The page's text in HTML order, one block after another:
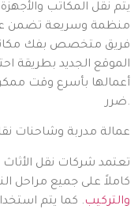
يتم نقل المكاتب
منظمة وسريعة تضمن
فريق متخصص بفك مكاتب
الموقع الجديد بطريقة
أعمالها بأسرع وقت
ضرر.
عمالة مدربة وشاحنات
تعتمد شركات نقل
كاملاً على جميع مراحل
والتركيب. كما يتم